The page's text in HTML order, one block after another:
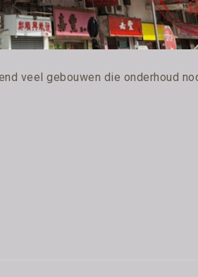
veel gebouwen die onderhoud